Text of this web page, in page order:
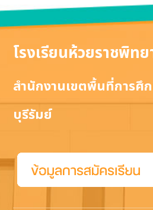
โรงเรียนห้วยราชพิท
สำนักงานเขตพื้นที่การศึ
บุรีรัมย์